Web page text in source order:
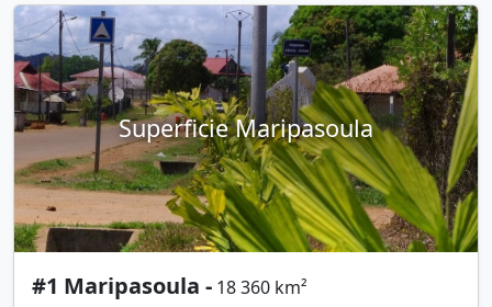
Superficie Maripasoula
#1 Maripasoula - 18 360 km²